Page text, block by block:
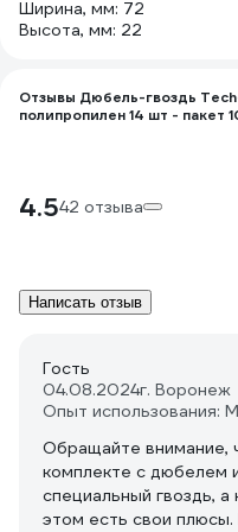
Ширина, мм: 72
Высота, мм: 22
Отзывы Дюбель-гвоздь
полипропилен 14 шт - пакет
4.542 отзыва
Написать отзыв
Гость
04.08.2024г. Воронеж
Опыт использования:
Обращайте внимание,
комплекте с дюбелем
специальный гвоздь, а
этом есть свои